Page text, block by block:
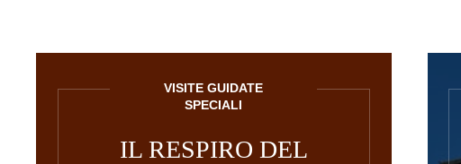
VISITE GUIDATE
SPECIALI
IL RESPIRO DEL